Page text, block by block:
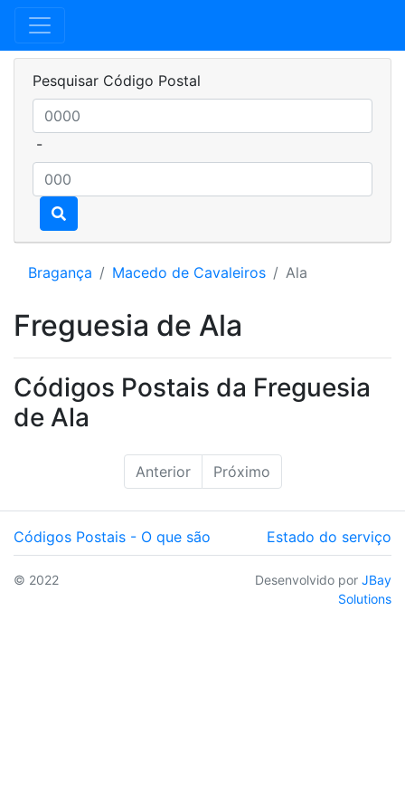
Pesquisar Código Postal
-
Bragança Macedo de Cavaleiros Ala
Freguesia de Ala
Códigos Postais da Freguesia
de Ala
Anterior Próximo
Códigos Postais - O que são Estado do serviço
© 2022 Desenvolvido por JBay
Solutions